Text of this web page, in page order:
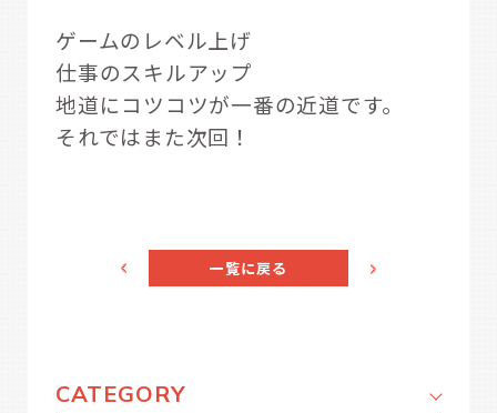
ゲームのレベル上げ
仕事のスキルアップ
地道にコツコツが一番の近道です。
それではまた次回！
一覧に戻る
CATEGORY